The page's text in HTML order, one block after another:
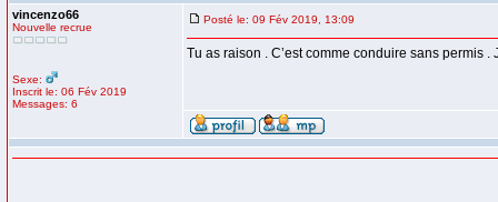
vincenzo66
Nouvelle recrue
Sexe:
Inscrit le: 06 Fév 2019
Messages: 6
Posté le: 09 Fév 2019, 13:09
Tu as raison . C’est comme conduire sans permis